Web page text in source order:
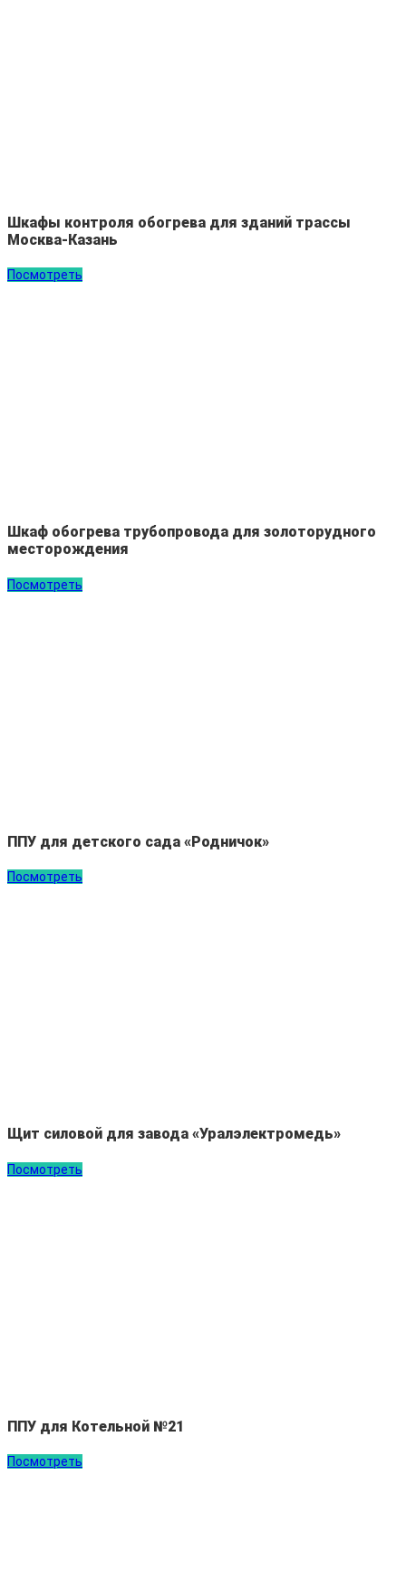
Шкафы контроля обогрева для зданий трассы
Москва-Казань
Посмотреть
Шкаф обогрева трубопровода для золоторудного
месторождения
Посмотреть
ППУ для детского сада «Родничок»
Посмотреть
Щит силовой для завода «Уралэлектромедь»
Посмотреть
ППУ для Котельной №21
Посмотреть